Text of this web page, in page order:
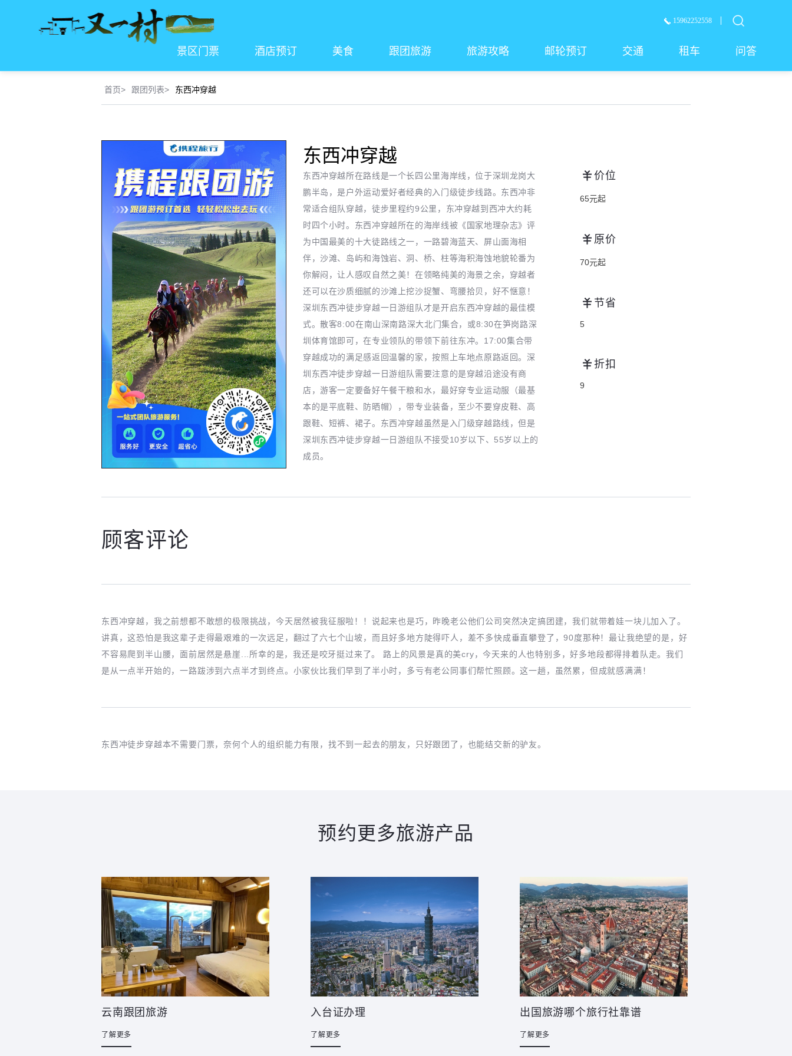
15962252558
景区门票 酒店预订 美食 跟团旅游 旅游攻略 邮轮预订 交通 租车 问答
首页> 跟团列表> 东西冲穿越
东西冲穿越
东西冲穿越所在路线是一个长四公里海岸线，位于深圳龙岗大
鹏半岛，是户外运动爱好者经典的入门级徒步线路。东西冲非
常适合组队穿越，徒步里程约9公里，东冲穿越到西冲大约耗
时四个小时。东西冲穿越所在的海岸线被《国家地理杂志》评
为中国最美的十大徒路线之一，一路碧海蓝天、屏山面海相
伴，沙滩、岛屿和海蚀岩、洞、桥、柱等海积海蚀地貌轮番为
你解闷，让人感叹自然之美！在领略纯美的海景之余，穿越者
还可以在沙质细腻的沙滩上挖沙捉蟹、弯腰拾贝，好不惬意！
深圳东西冲徒步穿越一日游组队才是开启东西冲穿越的最佳模
式。散客8:00在南山深南路深大北门集合，或8:30在笋岗路深
圳体育馆即可，在专业领队的带领下前往东冲。17:00集合带
穿越成功的满足感返回温馨的家，按照上车地点原路返回。深
圳东西冲徒步穿越一日游组队需要注意的是穿越沿途没有商
店，游客一定要备好午餐干粮和水，最好穿专业运动服（最基
本的是平底鞋、防晒帽），带专业装备，至少不要穿皮鞋、高
跟鞋、短裤、裙子。东西冲穿越虽然是入门级穿越路线，但是
深圳东西冲徒步穿越一日游组队不接受10岁以下、55岁以上的
成员。
价位
65元起
原价
70元起
节省
5
折扣
9
顾客评论
东西冲穿越，我之前想都不敢想的极限挑战，今天居然被我征服啦！！说起来也是巧，昨晚老公他们公司突然决定搞团建，我们就带着娃一块儿加入了。
讲真，这恐怕是我这辈子走得最艰难的一次远足，翻过了六七个山坡，而且好多地方陡得吓人，差不多快成垂直攀登了，90度那种！最让我绝望的是，好
不容易爬到半山腰，面前居然是悬崖...所幸的是，我还是咬牙挺过来了。 路上的风景是真的美cry，今天来的人也特别多，好多地段都得排着队走。我们
是从一点半开始的，一路跋涉到六点半才到终点。小家伙比我们早到了半小时，多亏有老公同事们帮忙照顾。这一趟，虽然累，但成就感满满！
东西冲徒步穿越本不需要门票，奈何个人的组织能力有限，找不到一起去的朋友，只好跟团了，也能结交新的驴友。
预约更多旅游产品
云南跟团旅游
了解更多
入台证办理
了解更多
出国旅游哪个旅行社靠谱
了解更多